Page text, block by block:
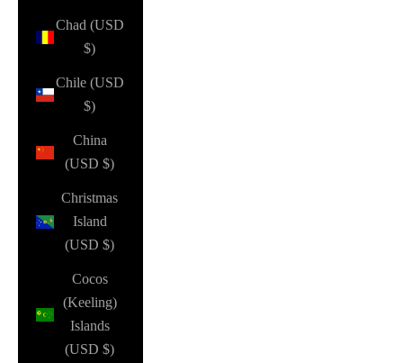
Chad (USD
$)
Chile (USD
$)
China
(USD $)
Christmas
Island
(USD $)
Cocos
(Keeling)
Islands
(USD $)